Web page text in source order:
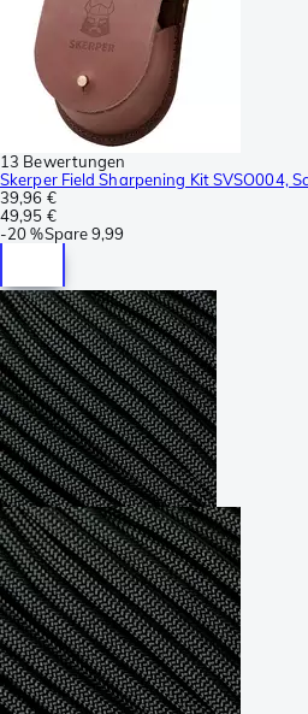
13 Bewertungen
Skerper Field Sharpening Kit SVSO004,
39,96 €
49,95 €
-20 %Spare9,99